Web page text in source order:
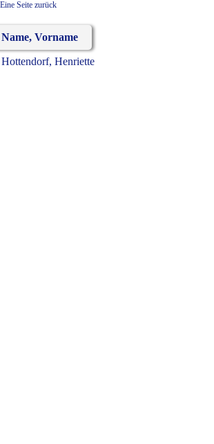
Eine Seite zurück
Name, Vorname
Hottendorf, Henriette